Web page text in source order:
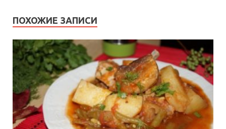
ПОХОЖИЕ ЗАПИСИ